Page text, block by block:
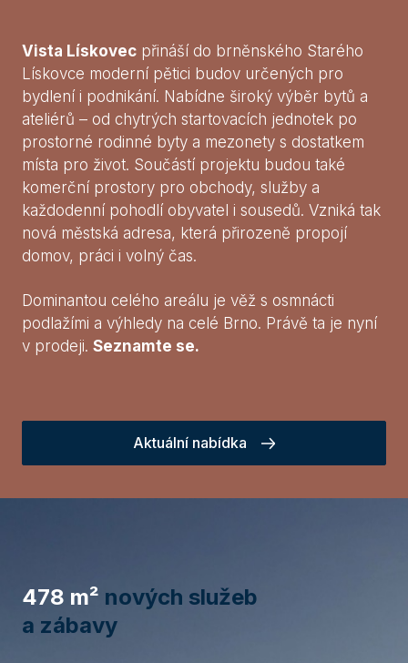
Vista Lískovec přináší do brněnského Starého
Lískovce moderní pětici budov určených pro
bydlení i podnikání. Nabídne široký výběr bytů a
ateliérů – od chytrých startovacích jednotek po
prostorné rodinné byty a mezonety s dostatkem
místa pro život. Součástí projektu budou také
komerční prostory pro obchody, služby a
každodenní pohodlí obyvatel i sousedů. Vzniká tak
nová městská adresa, která přirozeně propojí
domov, práci i volný čas.
Dominantou celého areálu je věž s osmnácti
podlažími a výhledy na celé Brno. Právě ta je nyní
v prodeji. Seznamte se.
Aktuální nabídka
478 m² nových služeb
a zábavy